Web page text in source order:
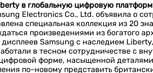
в глобальную цифровую
Electronics Co., Ltd. объявила о
специальная коллекция из 20
произведениями из богатого
Samsung с наследием
в тесном сотрудничестве с
форме, насыщенной
по-новому представить